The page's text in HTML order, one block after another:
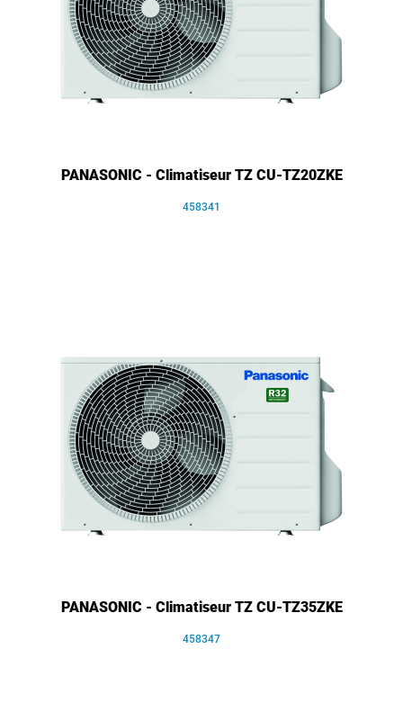
PANASONIC - Climatiseur TZ CU-TZ20ZKE
458341
PANASONIC - Climatiseur TZ CU-TZ35ZKE
458347